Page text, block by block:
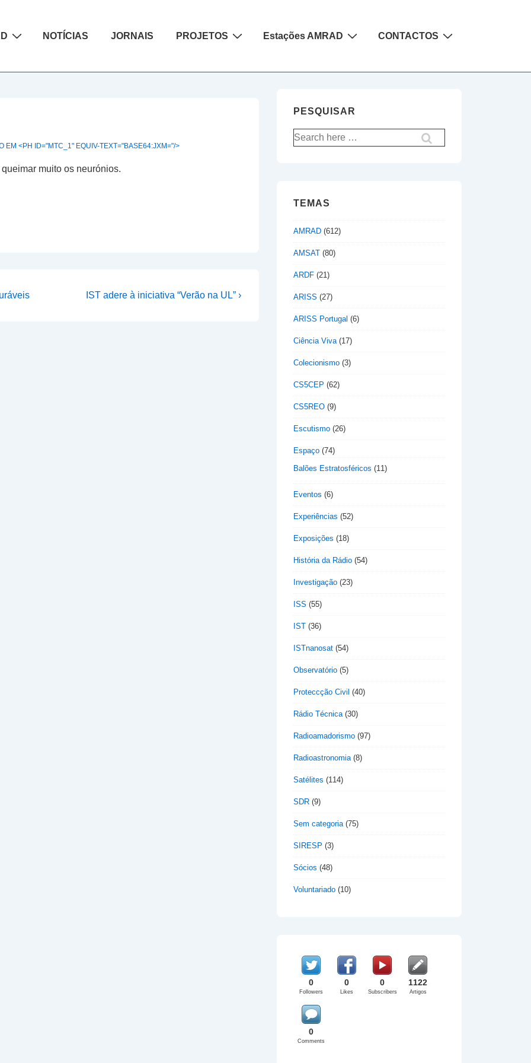
NOTÍCIAS JORNAIS PROJETOS Estações AMRAD CONTACTOS
EM <PH ID="MTC_1" EQUIV-TEXT="BASE64:JXM="/>
muito os neurónios.
Next
IST adere à iniciativa “Verão na UL” ›
PESQUISAR
Pesquisar
por:
TEMAS
AMRAD (612)
AMSAT (80)
ARDF (21)
ARISS (27)
ARISS Portugal (6)
Ciência Viva(17)
Colecionismo (3)
CS5CEP (62)
CS5REO (9)
Escutismo (26)
Espaço (74)
Balões Estratosféricos (11)
Eventos (6)
Experiências (52)
Exposições (18)
História da Rádio (54)
Investigação (23)
ISS (55)
IST (36)
ISTnanosat (54)
Observatório (5)
Proteccção Civil (40)
Rádio Técnica(30)
Radioamadorismo (97)
Radioastronomia(8)
Satélites (114)
SDR (9)
Sem categoria(75)
SIRESP (3)
Sócios (48)
Voluntariado (10)
0
Followers
0
Likes
0
Subscribers
1122
Artigos
0
Comments